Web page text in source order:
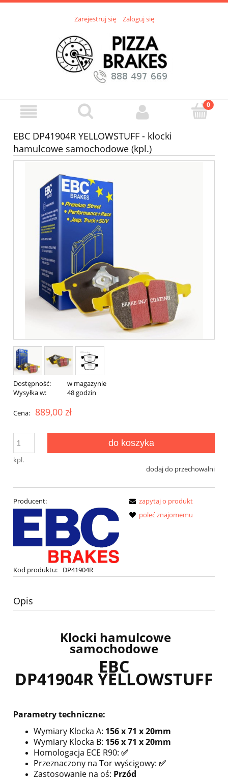
Zarejestruj się Zaloguj się
EBC DP41904R YELLOWSTUFF - klocki
hamulcowe samochodowe (kpl.)
Dostępność:
w magazynie
Wysyłka w:
48 godzin
Cena: 889,00 zł
kpl.
do koszyka
dodaj do przechowalni
Producent:
Kod produktu: DP41904R
zapytaj o produkt
poleć znajomemu
Opis
Klocki hamulcowe
samochodowe
EBC
DP41904R YELLOWSTUFF
Parametry techniczne:
Wymiary Klocka A: 156 x 71 x 20mm
Wymiary Klocka B: 156 x 71 x 20mm
Homologacja ECE R90: ✅
Przeznaczony na Tor wyścigowy: ✅
Zastosowanie na oś: Przód